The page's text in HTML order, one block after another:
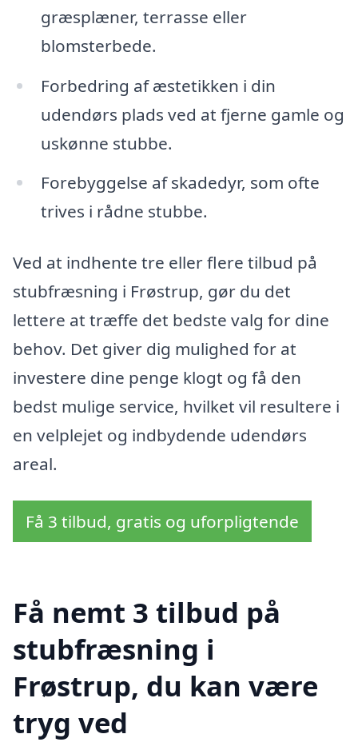
græsplæner, terrasse eller
blomsterbede.
Forbedring af æstetikken i din
udendørs plads ved at fjerne gamle og
uskønne stubbe.
Forebyggelse af skadedyr, som ofte
trives i rådne stubbe.
Ved at indhente tre eller flere tilbud på
stubfræsning i Frøstrup, gør du det
lettere at træffe det bedste valg for dine
behov. Det giver dig mulighed for at
investere dine penge klogt og få den
bedst mulige service, hvilket vil resultere i
en velplejet og indbydende udendørs
areal.
Få 3 tilbud, gratis og uforpligtende
Få nemt 3 tilbud på
stubfræsning i
Frøstrup, du kan være
tryg ved